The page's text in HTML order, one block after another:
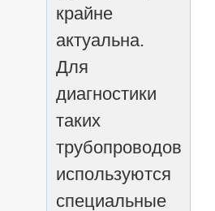
крайне
актуальна.
Для
диагностики
таких
трубопроводов
используются
специальные